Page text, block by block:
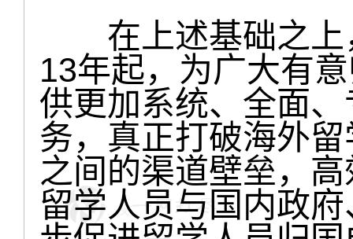
在上述基础之上
13年起，为广大有
供更加系统、全面
务，真正打破海外
之间的渠道壁垒，
留学人员与国内政